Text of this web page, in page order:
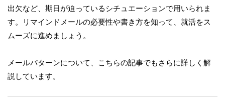
出欠など、期日が迫っているシチュエーションで用いられま
す。リマインドメールの必要性や書き方を知って、就活をス
ムーズに進めましょう。
メールパターンについて、こちらの記事でもさらに詳しく解
説しています。